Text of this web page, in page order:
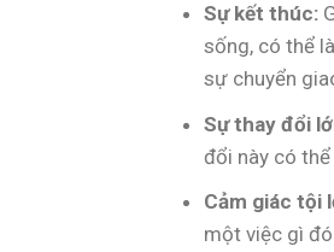
Sự kết thúc:
sống, có thể
sự chuyển
Sự thay đổi
đổi này có
Cảm giác tội
một việc gì